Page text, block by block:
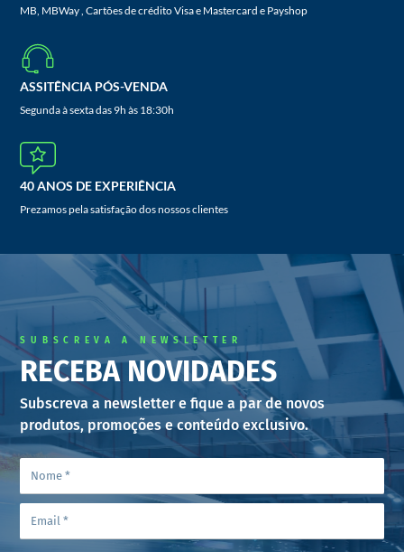
MB, MBWay , Cartões de crédito Visa e Mastercard e Payshop
ASSITÊNCIA PÓS-VENDA
Segunda à sexta das 9h às 18:30h
40 ANOS DE EXPERIÊNCIA
Prezamos pela satisfação dos nossos clientes
SUBSCREVA A NEWSLETTER
RECEBA NOVIDADES
Subscreva a newsletter e fique a par de novos
produtos, promoções e conteúdo exclusivo.